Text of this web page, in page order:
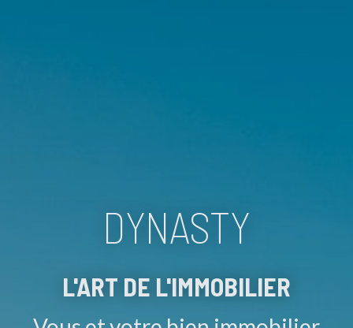
DYNASTY
L'ART DE L'IMMOBILIER